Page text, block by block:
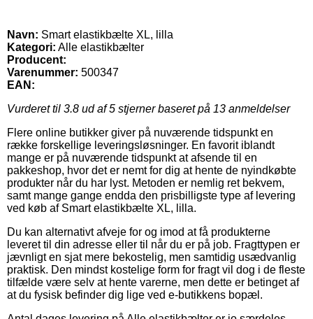
Navn: Smart elastikbælte XL, lilla
Kategori: Alle elastikbælter
Producent:
Varenummer: 500347
EAN:
Vurderet til 3.8 ud af 5 stjerner baseret på 13 anmeldelser
Flere online butikker giver på nuværende tidspunkt en
række forskellige leveringsløsninger. En favorit iblandt
mange er på nuværende tidspunkt at afsende til en
pakkeshop, hvor det er nemt for dig at hente de nyindkøbte
produkter når du har lyst. Metoden er nemlig ret bekvem,
samt mange gange endda den prisbilligste type af levering
ved køb af Smart elastikbælte XL, lilla.
Du kan alternativt afveje for og imod at få produkterne
leveret til din adresse eller til når du er på job. Fragttypen er
jævnligt en sjat mere bekostelig, men samtidig usædvanlig
praktisk. Den mindst kostelige form for fragt vil dog i de fleste
tilfælde være selv at hente varerne, men dette er betinget af
at du fysisk befinder dig lige ved e-butikkens bopæl.